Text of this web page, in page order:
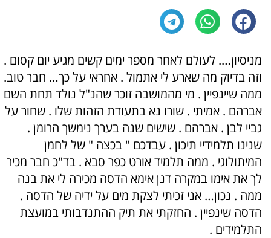
מניסיון…. לעולם לאחר מספר ימים קשים מגיע יום קסום .
וזה בדיוק מה שארע לי אתמול . אחראי על כך… חבר טוב.
ממה שיינפיין . מי מהמושבה זוכר שהנ"ל נולד תחת השם
אברהם . אמיתי . שורו נא בתעודת הזהות שלו . שחור על
גביי לבן . אברהם . שישים שנה בערך נימשך הרומן .
שנינו תלמידיי תיכון . עבדכם " בכצה " של לחמן
המיתולוגי . ממה תלמיד אורט כפר סבא . בד"כ חבר מכיר
לך את אימו במקרה דנן אימא הדסה מכירה לי את בנה
ממה . נכון… אני זכיתי לצקת מים על ידיה של הדסה .
הדסה שינפיין . החזקתי את תיק ההתנדבותי במועצת
התלמידים .